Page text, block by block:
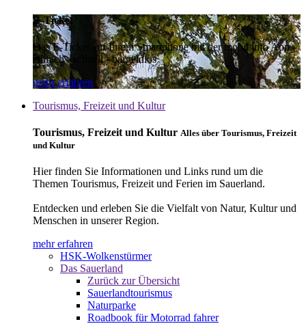
E-Ticket
Das E-Ticket auf Ihrem Smartphone mit der mobil info App -
einfach - schnell - bargeldlos
mehr erfahren
Tourismus, Freizeit und Kultur
Tourismus, Freizeit und Kultur Alles über Tourismus, Freizeit
und Kultur
Hier finden Sie Informationen und Links rund um die
Themen Tourismus, Freizeit und Ferien im Sauerland.
Entdecken und erleben Sie die Vielfalt von Natur, Kultur und
Menschen in unserer Region.
mehr erfahren
HSK-Wolkenstürmer
Das Sauerland
Zurück zur Übersicht
Sauerlandtourismus
Naturparke
Roadbook für Motorrad fahrer